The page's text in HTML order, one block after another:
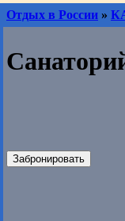
Отдых в России »
Забронировать